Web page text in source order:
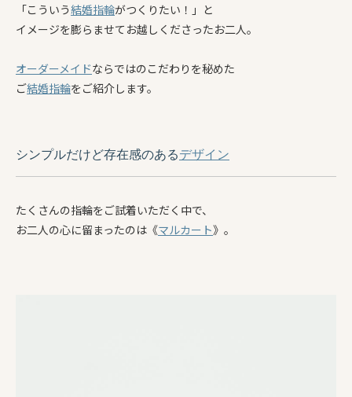
「こういう結婚指輪がつくりたい！」と
イメージを膨らませてお越しくださったお二人。
オーダーメイドならではのこだわりを秘めた
ご結婚指輪をご紹介します。
シンプルだけど存在感のあるデザイン
たくさんの指輪をご試着いただく中で、
お二人の心に留まったのは《マルカート》。